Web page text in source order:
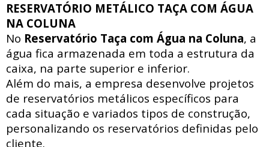
RESERVATÓRIO METÁLICO TAÇA COM ÁGUA
NA COLUNA
No Reservatório Taça com Água na Coluna, a
água fica armazenada em toda a estrutura da
caixa, na parte superior e inferior.
Além do mais, a empresa desenvolve projetos
de reservatórios metálicos específicos para
cada situação e variados tipos de construção,
personalizando os reservatórios definidas pelo
cliente.